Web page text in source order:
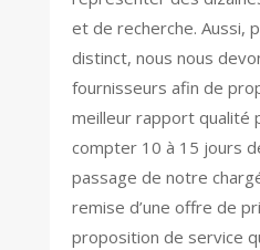
et de recherche. Aussi,
distinct, nous nous
fournisseurs afin de
meilleur rapport qualité
compter 10 à 15 jours
passage de notre
remise d’une offre de
proposition de service